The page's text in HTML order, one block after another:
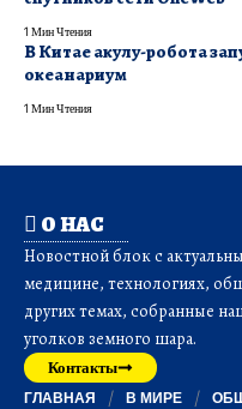
1 Мин Чтения
В Китае акулу-робота
океанариум
1 Мин Чтения
О НАС
Новостной блок с
медицине, технологиях,
других темах, собранные
уголков земного шара.
Контакты
ГЛАВНАЯ В МИРЕ